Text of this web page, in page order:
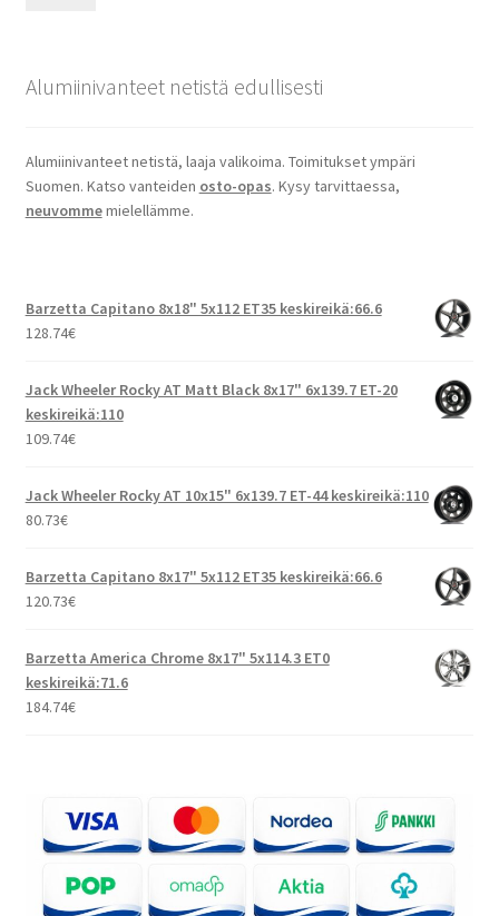
Alumiinivanteet netistä edullisesti
Alumiinivanteet netistä, laaja valikoima. Toimitukset ympäri
Suomen. Katso vanteiden osto-opas. Kysy tarvittaessa,
neuvommemielellämme.
Barzetta Capitano 8x18" 5x112 ET35 keskireikä:66.6
128.74€
Jack Wheeler Rocky AT Matt Black 8x17" 6x139.7 ET-20
keskireikä:110
109.74€
Jack Wheeler Rocky AT 10x15" 6x139.7 ET-44 keskireikä:110
80.73€
Barzetta Capitano 8x17" 5x112 ET35 keskireikä:66.6
120.73€
Barzetta America Chrome 8x17" 5x114.3 ET0
keskireikä:71.6
184.74€